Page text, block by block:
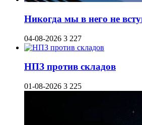
Никогда мы в него не
04-08-2026 3 227
НПЗ против складов
01-08-2026 3 225